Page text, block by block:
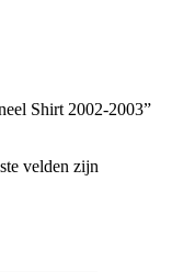
Shirt 2002-2003”
velden zijn